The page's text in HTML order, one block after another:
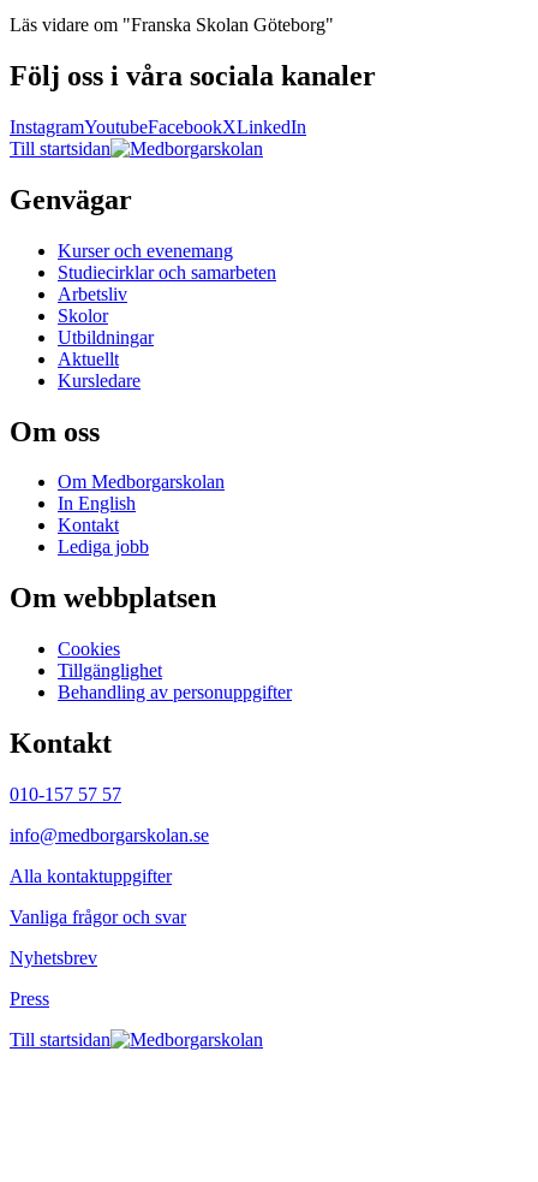
Läs vidare om "Franska Skolan Göteborg"
Följ oss i våra sociala kanaler
InstagramYoutubeFacebookXLinkedIn
Till startsidan
Genvägar
Kurser och evenemang
Studiecirklar och samarbeten
Arbetsliv
Skolor
Utbildningar
Aktuellt
Kursledare
Om oss
Om Medborgarskolan
In English
Kontakt
Lediga jobb
Om webbplatsen
Cookies
Tillgänglighet
Behandling av personuppgifter
Kontakt
010-157 57 57
info@medborgarskolan.se
Alla kontaktuppgifter
Vanliga frågor och svar
Nyhetsbrev
Press
Till startsidan